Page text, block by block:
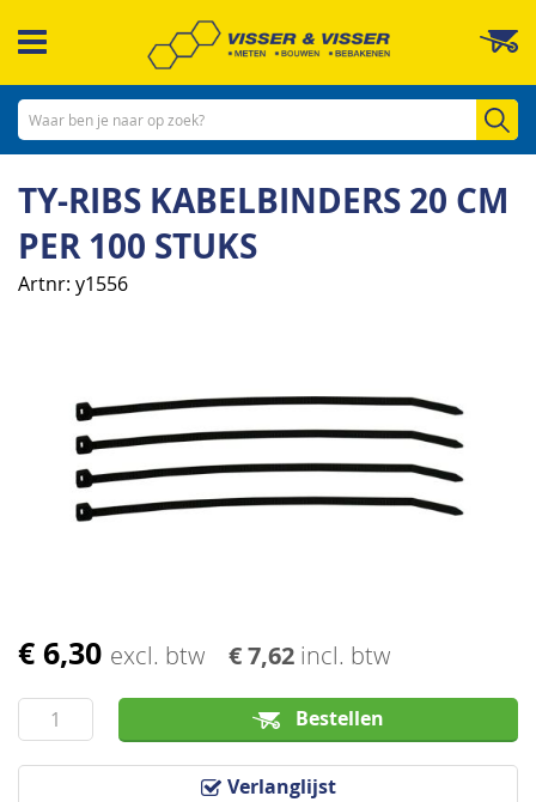
naar
inhoud
TY-RIBS KABELBINDERS 20 CM
PER 100 STUKS
Artnr y1556
€ 6,30 excl. btw € 7,62 incl. btw
Bestellen
Verlanglijst
afbeeldingen-
gallerij
Ga
het
begin
van